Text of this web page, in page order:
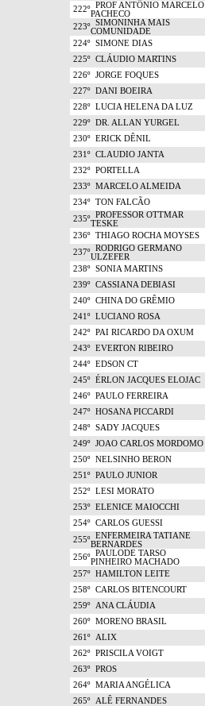
222º PROF ANTÔNIO MARCELO
PACHECO
223º SIMONINHA MAIS
COMUNIDADE
224º SIMONE DIAS
225º CLÁUDIO MARTINS
226º JORGE FOQUES
227º DANI BOEIRA
228º LUCIA HELENA DA LUZ
229º DR. ALLAN YURGEL
230º ERICK DÊNIL
231º CLAUDIO JANTA
232º PORTELLA
233º MARCELO ALMEIDA
234º TON FALCÃO
235º PROFESSOR OTTMAR
TESKE
236º THIAGO ROCHA MOYSES
237º RODRIGO GERMANO
ULZEFER
238º SONIA MARTINS
239º CASSIANA DEBIASI
240º CHINA DO GRÊMIO
241º LUCIANO ROSA
242º PAI RICARDO DA OXUM
243º EVERTON RIBEIRO
244º EDSON CT
245º ÉRLON JACQUES ELOJAC
246º PAULO FERREIRA
247º HOSANA PICCARDI
248º SADY JACQUES
249º JOAO CARLOS MORDOMO
250º NELSINHO BERON
251º PAULO JUNIOR
252º LESI MORATO
253º ELENICE MAIOCCHI
254º CARLOS GUESSI
255º ENFERMEIRA TATIANE
BERNARDES
256º PAULODE TARSO
PINHEIRO MACHADO
257º HAMILTON LEITE
258º CARLOS BITENCOURT
259º ANA CLÁUDIA
260º MORENO BRASIL
261º ALIX
262º PRISCILA VOIGT
263º PROS
264º MARIA ANGÉLICA
265º ALÊ FERNANDES